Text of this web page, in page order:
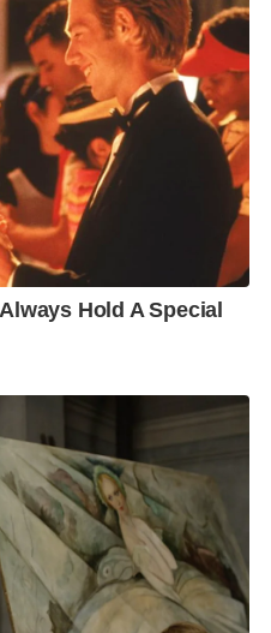
ที่ 29 มกราคม – 8
Design Week 2026 ณ
(ชัยพัฒนสิน)
มได้ที่
en/bkkdw202
Share
S
a